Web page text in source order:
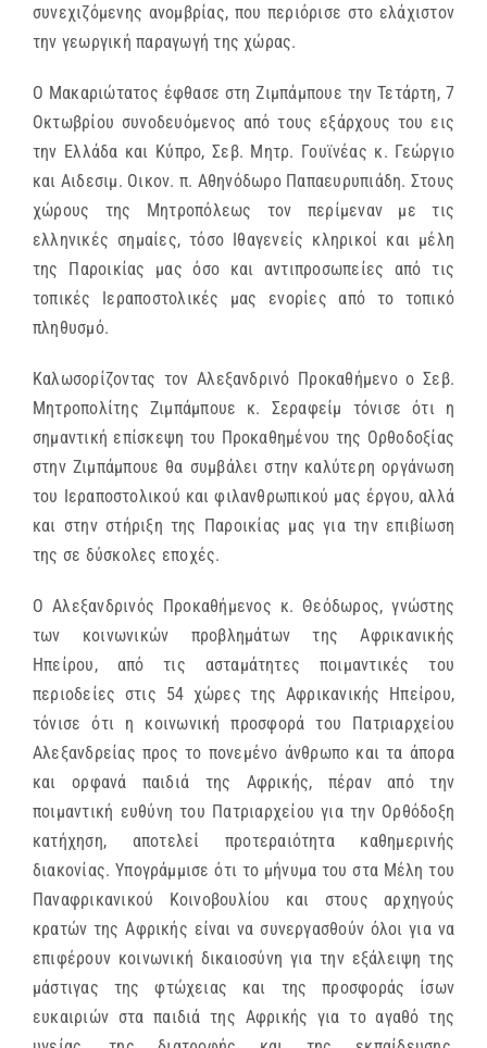
συνεχιζόμενης ανομβρίας, που περιόρισε στο ελάχιστον
την γεωργική παραγωγή της χώρας.
Ο Μακαριώτατος έφθασε στη Ζιμπάμπουε την Τετάρτη, 7
Οκτωβρίου συνοδευόμενος από τους εξάρχους του εις
την Ελλάδα και Κύπρο, Σεβ. Μητρ. Γουϊνέας κ. Γεώργιο
και Αιδεσιμ. Οικον. π. Αθηνόδωρο Παπαευρυπιάδη. Στους
χώρους της Μητροπόλεως τον περίμεναν με τις
ελληνικές σημαίες, τόσο Ιθαγενείς κληρικοί και μέλη
της Παροικίας μας όσο και αντιπροσωπείες από τις
τοπικές Ιεραποστολικές μας ενορίες από το τοπικό
πληθυσμό.
Καλωσορίζοντας τον Αλεξανδρινό Προκαθήμενο ο Σεβ.
Μητροπολίτης Ζιμπάμπουε κ. Σεραφείμ τόνισε ότι η
σημαντική επίσκεψη του Προκαθημένου της Ορθοδοξίας
στην Ζιμπάμπουε θα συμβάλει στην καλύτερη οργάνωση
του Ιεραποστολικού και φιλανθρωπικού μας έργου, αλλά
και στην στήριξη της Παροικίας μας για την επιβίωση
της σε δύσκολες εποχές.
Ο Αλεξανδρινός Προκαθήμενος κ. Θεόδωρος, γνώστης
των κοινωνικών προβλημάτων της Αφρικανικής
Ηπείρου, από τις ασταμάτητες ποιμαντικές του
περιοδείες στις 54 χώρες της Αφρικανικής Ηπείρου,
τόνισε ότι η κοινωνική προσφορά του Πατριαρχείου
Αλεξανδρείας προς το πονεμένο άνθρωπο και τα άπορα
και ορφανά παιδιά της Αφρικής, πέραν από την
ποιμαντική ευθύνη του Πατριαρχείου για την Ορθόδοξη
κατήχηση, αποτελεί προτεραιότητα καθημερινής
διακονίας. Υπογράμμισε ότι το μήνυμα του στα Μέλη του
Παναφρικανικού Κοινοβουλίου και στους αρχηγούς
κρατών της Αφρικής είναι να συνεργασθούν όλοι για να
επιφέρουν κοινωνική δικαιοσύνη για την εξάλειψη της
μάστιγας της φτώχειας και της προσφοράς ίσων
ευκαιριών στα παιδιά της Αφρικής για το αγαθό της